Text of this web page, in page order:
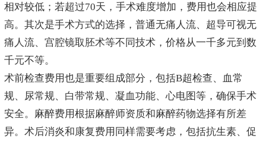
相对较低；若超过70天，手术难度增加，费用也会相应提
高。其次是手术方式的选择，普通无痛人流、超导可视无
痛人流、宫腔镜取胚术等不同技术，价格从一千多元到数
千元不等。
术前检查费用也是重要组成部分，包括B超检查、血常
规、尿常规、白带常规、凝血功能、心电图等，确保手术
安全。麻醉费用根据麻醉师资质和麻醉药物选择有所差
异。术后消炎和康复费用同样需要考虑，包括抗生素、促